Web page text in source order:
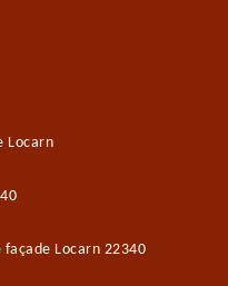
Locarn
Locarn 22340